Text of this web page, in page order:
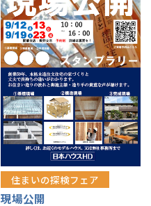
住まいの探検フェア
現場公開